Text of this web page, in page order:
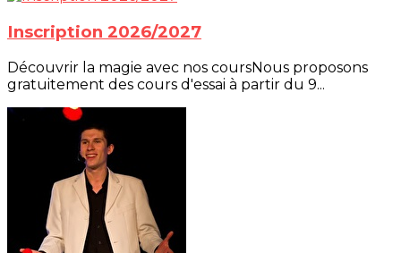
Inscription 2026/2027
Découvrir la magie avec nos coursNous proposons
gratuitement des cours d'essai à partir du 9...